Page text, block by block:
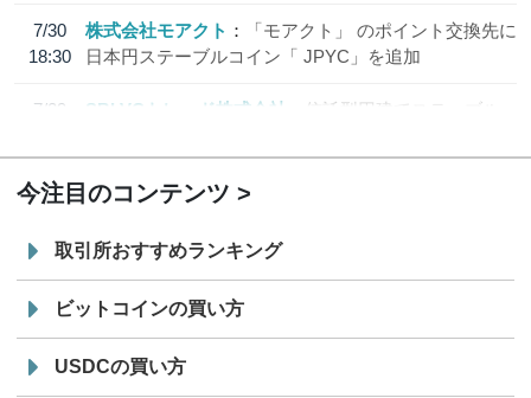
7/30
18:30
株式会社モアクト
「モアクト」 のポイント交換先に
日本円ステーブルコイン「 JPYC」を追加
7/29
SBI VCトレード株式会社
信託型円建てステーブル
今注目のコンテンツ
取引所おすすめランキング
ビットコインの買い方
USDCの買い方